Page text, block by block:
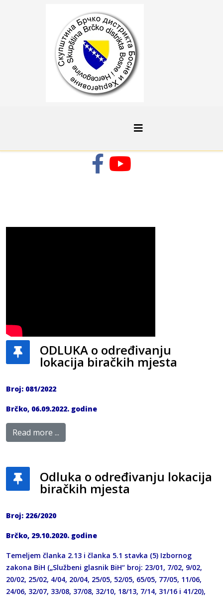
ODLUKA o određivanju
lokacija biračkih mjesta
Broj: 081/2022
Brčko, 06.09.2022. godine
Read more ...
Odluka o određivanju lokacija
biračkih mjesta
Broj: 226/2020
Brčko, 29.10.2020. godine
Temeljem članka 2.13 i članka 5.1 stavka (5) Izbornog
zakona BiH („Službeni glasnik BiH“ broj: 23/01, 7/02, 9/02,
20/02, 25/02, 4/04, 20/04, 25/05, 52/05, 65/05, 77/05, 11/06,
24/06, 32/07, 33/08, 37/08, 32/10, 18/13, 7/14, 31/16 i 41/20),